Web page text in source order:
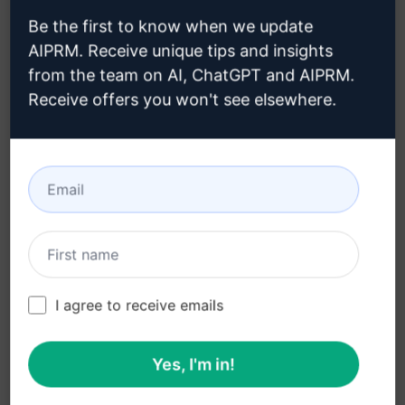
Inspireert creativiteit en helpt bij het
produceren van visueel aantrekkelijke content
Voordelen:
Verhoogt de kwaliteit en aantrekkingskracht
van je afbeeldingen
Biedt creatieve inspiratie en ondersteuning
meeslepende visuele content
gedenkwaardig
Bespaart tijd en moeite bij het bedenken van
creatieve concepten
Be the first to know when we update
AIPRM. Receive unique tips and insights
from the team on AI, ChatGPT and AIPRM.
Receive offers you won't see elsewhere.
I agree to receive emails
Yes, I'm in!